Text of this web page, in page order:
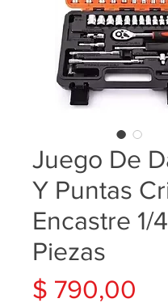
Juego De
Y Puntas
Encastre 1/
Piezas
$ 790,00